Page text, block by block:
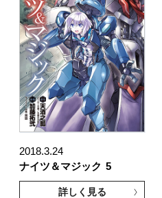
2018.3.24
ナイツ＆マジック 5
詳しく見る